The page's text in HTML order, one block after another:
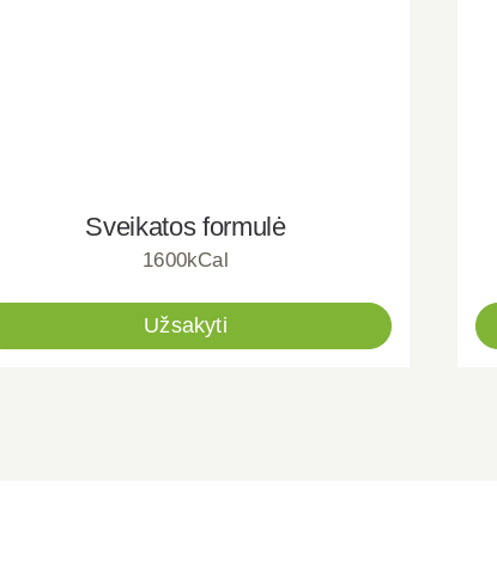
Sveikatos formulė
1600kCal
Užsakyti